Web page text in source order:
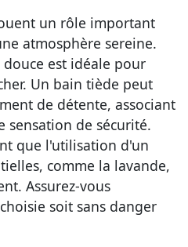
un rôle important
atmosphère sereine.
est idéale pour
Un bain tiède peut
de détente, associant
sensation de sécurité.
que l'utilisation d'un
comme la lavande,
Assurez-vous
soit sans danger